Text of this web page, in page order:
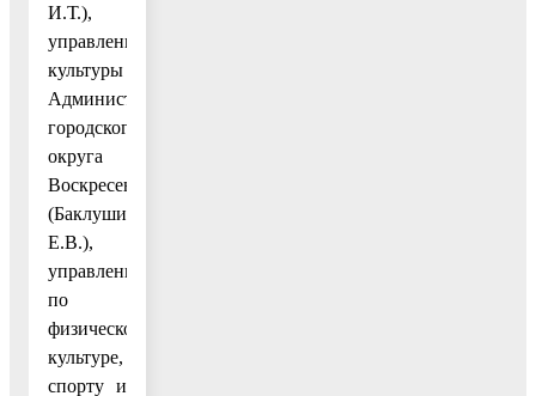
И.Т.),
управлению
культуры
Администрации
городского
округа
Воскресенск
(Баклушина
Е.В.),
управлению
по
физической
культуре,
спорту и